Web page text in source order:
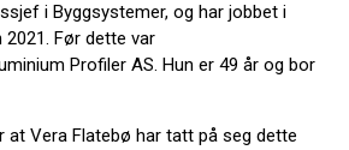
i Byggsystemer, og har jobbet i
Før dette var
Profiler AS. Hun er 49 år og bor
at Vera Flatebø har tatt på seg dette